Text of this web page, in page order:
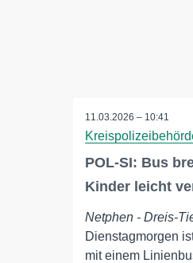
11.03.2026 – 10:41
POL-SI: Bus
Kinder leicht
Netphen - Dreis-
Dienstagmorgen
mit einem